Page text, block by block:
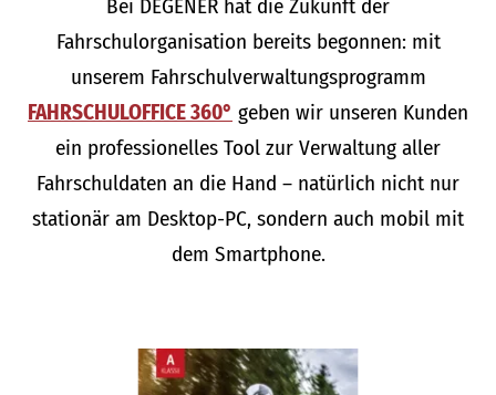
Bei DEGENER hat die Zukunft der
Fahrschulorganisation bereits begonnen: mit
unserem Fahrschulverwaltungsprogramm
FAHRSCHULOFFICE 360° geben wir unseren Kunden
ein professionelles Tool zur Verwaltung aller
Fahrschuldaten an die Hand – natürlich nicht nur
stationär am Desktop-PC, sondern auch mobil mit
dem Smartphone.